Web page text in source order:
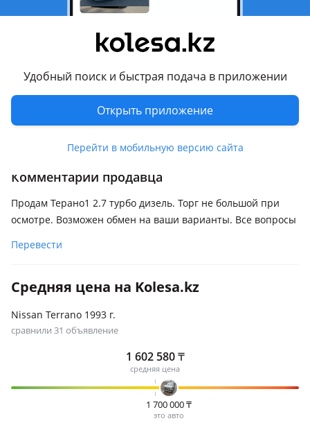
Удобный поиск и быстрая подача в приложении
Открыть приложение
Перейти в мобильную версию сайта
Растаможен в Казахстане
Да
тонировка, кенгурятник , противотуманки, омыватель фар ,
велюр, комбинированный , ГУР, турбонаддув, турботаймер,
сигнализация, автозапуск, полный электропакет,
Комментарий продавца
Продам Терано1 2.7 турбо дизель. Торг не большой при
осмотре. Возможен обмен на ваши варианты. Все вопросы
Перевести
Средняя цена на Kolesa.kz
Nissan Terrano 1993 г.
сравнили 31 объявление
1 602 580₸
средняя цена
1 700 000₸
это авто